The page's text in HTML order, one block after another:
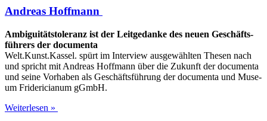
Andreas Hoffmann
Ambi­gui­täts­to­le­ranz ist der Leit­ge­dan­ke des neu­en Geschäfts­
füh­rers der documenta
Welt.Kunst.Kassel. spürt im Inter­view aus­ge­wähl­ten The­sen nach
und spricht mit Andre­as Hoff­mann über die Zukunft der docu­men­ta
und sei­ne Vor­ha­ben als Geschäfts­füh­rung der docu­men­ta und Muse­
um Fri­de­ri­cia­num gGmbH.
Weiterlesen »